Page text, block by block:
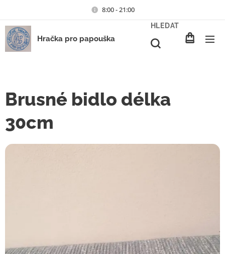
8:00 - 21:00
Hračka pro papouška
HLEDAT
Brusné bidlo délka
30cm